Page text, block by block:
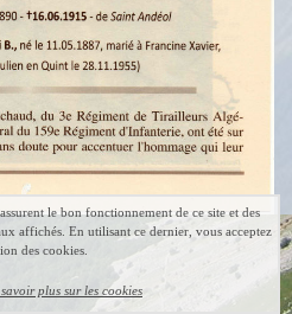
le bon fonctionnement de ce site et des
affichés. En utilisant ce dernier, vous acceptez
des cookies.
plus sur les cookies